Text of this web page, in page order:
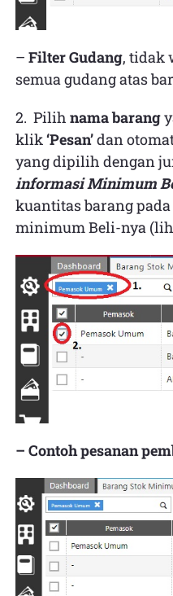
– Filter Gudang, tidak
semua gudang atas
2. Pilih nama barang
klik‘Pesan’dan
yang dipilih dengan
informasi Minimum
kuantitas barang
minimum Beli-nya
– Contoh pesanan